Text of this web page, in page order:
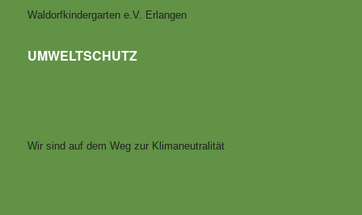
Waldorfkindergarten e.V. Erlangen
UMWELTSCHUTZ
Wir sind auf dem Weg zur Klimaneutralität